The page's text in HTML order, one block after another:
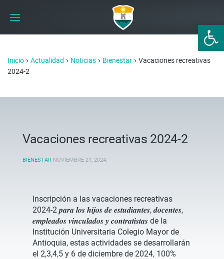
Abrir
Inicio › Actualidad › Noticias › Bienestar › Vacaciones recreativas
2024-2
Vacaciones recreativas 2024-2
BIENESTAR NOVIEMBRE 21, 2024.
Inscripción a las vacaciones recreativas
2024-2 𝒑𝒂𝒓𝒂 𝒍𝒐𝒔 𝒉𝒊𝒋𝒐𝒔 𝒅𝒆 𝒆𝒔𝒕𝒖𝒅𝒊𝒂𝒏𝒕𝒆𝒔, 𝒅𝒐𝒄𝒆𝒏𝒕𝒆𝒔,
𝒆𝒎𝒑𝒍𝒆𝒂𝒅𝒐𝒔 𝒗𝒊𝒏𝒄𝒖𝒍𝒂𝒅𝒐𝒔 𝒚 𝒄𝒐𝒏𝒕𝒓𝒂𝒕𝒊𝒔𝒕𝒂𝒔 de la
Institución Universitaria Colegio Mayor de
Antioquia, estas actividades se desarrollarán
el 2,3,4,5 y 6 de diciembre de 2024, 100%